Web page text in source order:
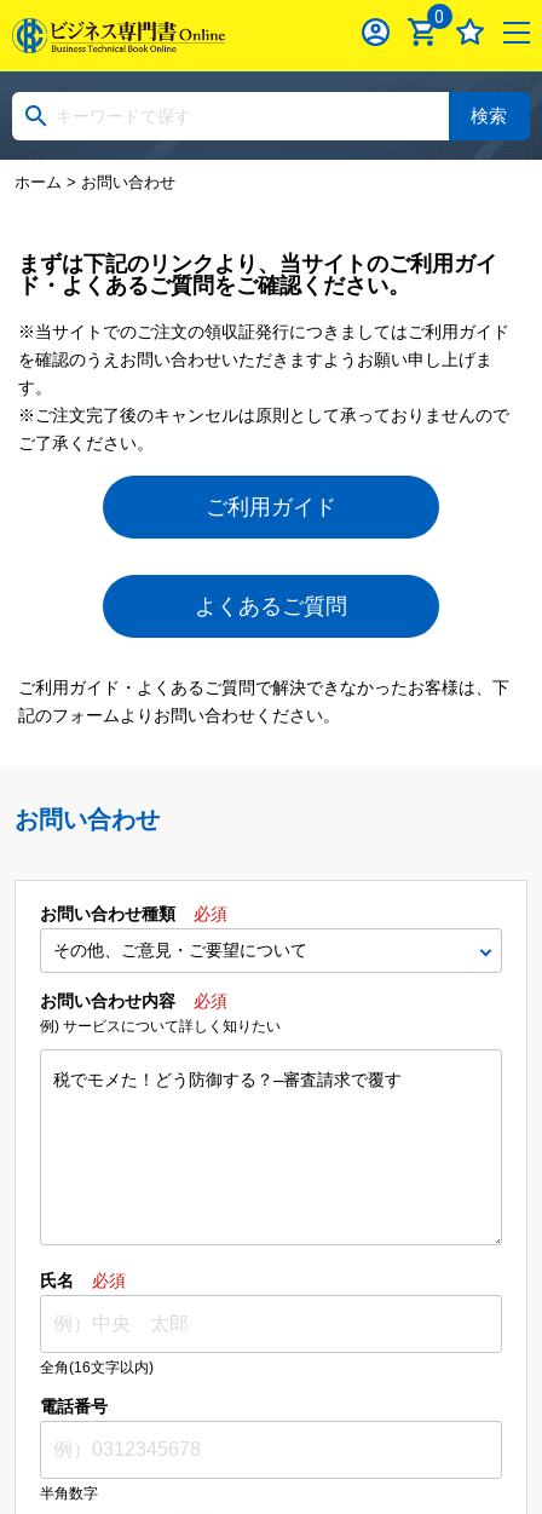
0
検索
ホーム > お問い合わせ
まずは下記のリンクより、当サイトのご利用ガイ
ド・よくあるご質問をご確認ください。
※当サイトでのご注文の領収証発行につきましてはご利用ガイド
を確認のうえお問い合わせいただきますようお願い申し上げま
す。
※ご注文完了後のキャンセルは原則として承っておりませんので
ご了承ください。
ご利用ガイド
よくあるご質問
ご利用ガイド・よくあるご質問で解決できなかったお客様は、下
記のフォームよりお問い合わせください。
お問い合わせ
お問い合わせ種類 必須
お問い合わせ内容 必須
例) サービスについて詳しく知りたい
氏名 必須
全角(16文字以内)
電話番号
半角数字